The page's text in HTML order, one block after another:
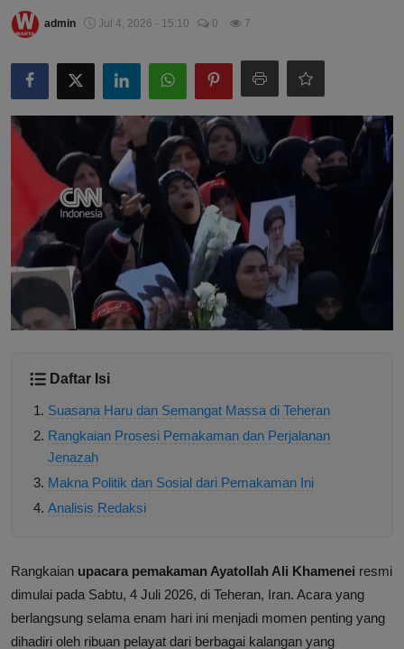
admin Jul 4, 2026 - 15:10 0 7
Daftar Isi
Suasana Haru dan Semangat Massa di Teheran
Rangkaian Prosesi Pemakaman dan Perjalanan
Jenazah
Makna Politik dan Sosial dari Pemakaman Ini
Analisis Redaksi
Rangkaian upacara pemakaman Ayatollah Ali Khamenei resmi
dimulai pada Sabtu, 4 Juli 2026, di Teheran, Iran. Acara yang
berlangsung selama enam hari ini menjadi momen penting yang
dihadiri oleh ribuan pelayat dari berbagai kalangan yang